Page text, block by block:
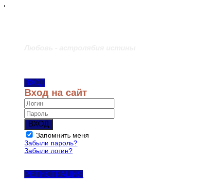
'
ВХОД
Вход на сайт
ВХОД
Запомнить меня
Забыли пароль?
Забыли логин?
РЕГИСТРАЦИЯ